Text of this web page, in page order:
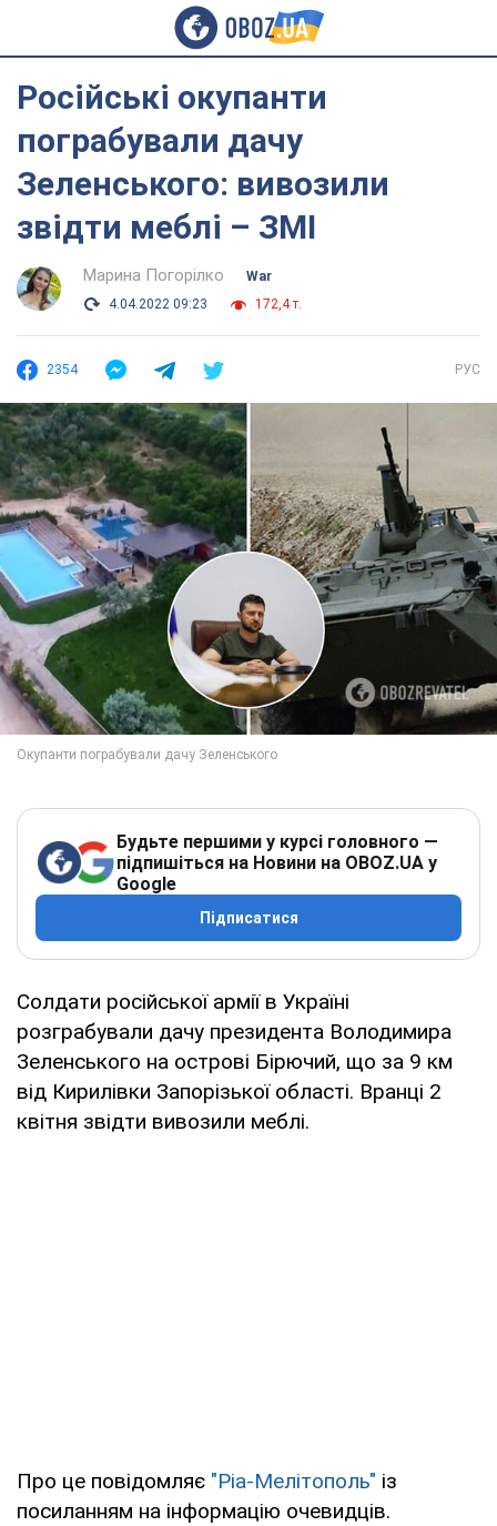
Російські окупанти
пограбували дачу
Зеленського: вивозили
звідти меблі – ЗМІ
Марина Погорілко
War
4.04.2022 09:23
172,4 т.
2354 РУС
Будьте першими у курсі головного —
підпишіться на Новини на OBOZ.UA у
Google
Підписатися
Солдати російської армії в Україні
розграбували дачу президента Володимира
Зеленського на острові Бірючий, що за 9 км
від Кирилівки Запорізької області. Вранці 2
квітня звідти вивозили меблі.
Про це повідомляє "Ріа-Мелітополь" із
посиланням на інформацію очевидців.